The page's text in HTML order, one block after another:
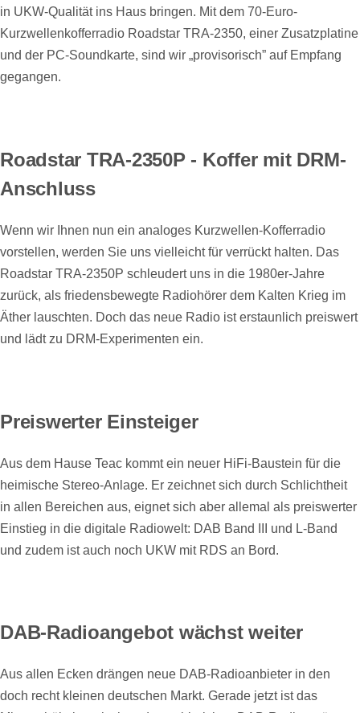
in UKW-Qualität ins Haus bringen. Mit dem 70-Euro-
Kurzwellenkofferradio Roadstar TRA-2350, einer Zusatzplatine
und der PC-Soundkarte, sind wir „provisorisch” auf Empfang
gegangen.
Roadstar TRA-2350P - Koffer mit DRM-
Anschluss
Wenn wir Ihnen nun ein analoges Kurzwellen-Kofferradio
vorstellen, werden Sie uns vielleicht für verrückt halten. Das
Roadstar TRA-2350P schleudert uns in die 1980er-Jahre
zurück, als friedensbewegte Radiohörer dem Kalten Krieg im
Äther lauschten. Doch das neue Radio ist erstaunlich preiswert
und lädt zu DRM-Experimenten ein.
Preiswerter Einsteiger
Aus dem Hause Teac kommt ein neuer HiFi-Baustein für die
heimische Stereo-Anlage. Er zeichnet sich durch Schlichtheit
in allen Bereichen aus, eignet sich aber allemal als preiswerter
Einstieg in die digitale Radiowelt: DAB Band III und L-Band
und zudem ist auch noch UKW mit RDS an Bord.
DAB-Radioangebot wächst weiter
Aus allen Ecken drängen neue DAB-Radioanbieter in den
doch recht kleinen deutschen Markt. Gerade jetzt ist das